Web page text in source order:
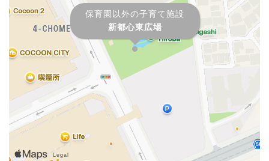
保育園以外の子育て施設
新都心東広場